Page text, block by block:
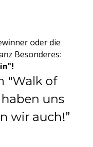
oder die
Besonderes:
"Walk of
uns
wir auch!